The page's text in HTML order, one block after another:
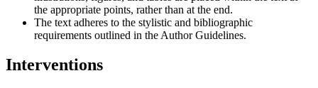
the appropriate points, rather than at the end.
The text adheres to the stylistic and bibliographic
requirements outlined in the Author Guidelines.
Interventions